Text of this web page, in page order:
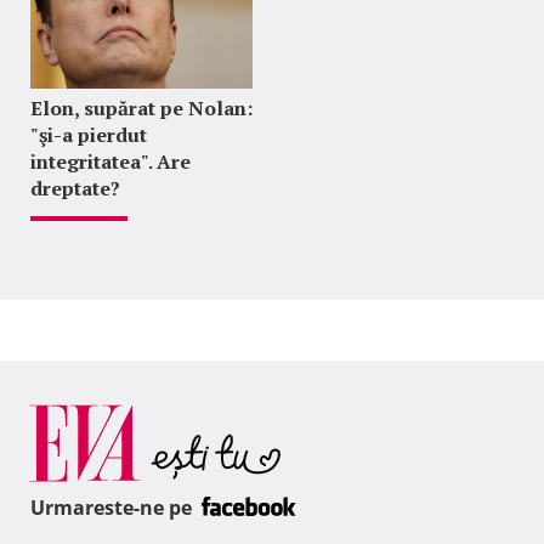
Elon, supărat pe Nolan:
"şi-a pierdut
integritatea". Are
dreptate?
Urmareste-ne pe